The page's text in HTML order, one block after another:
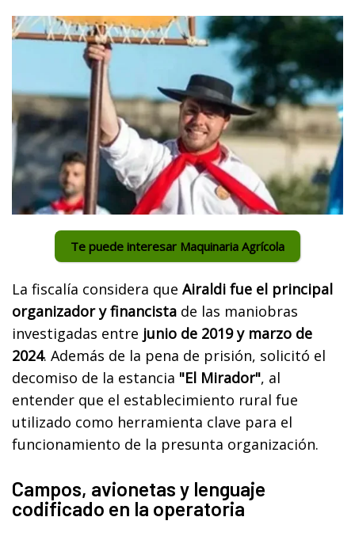
Te puede interesar Maquinaria Agrícola
La fiscalía considera que Airaldi fue el principal
organizador y financista de las maniobras
investigadas entre junio de 2019 y marzo de
2024. Además de la pena de prisión, solicitó el
decomiso de la estancia "El Mirador", al
entender que el establecimiento rural fue
utilizado como herramienta clave para el
funcionamiento de la presunta organización.
Campos, avionetas y lenguaje
codificado en la operatoria